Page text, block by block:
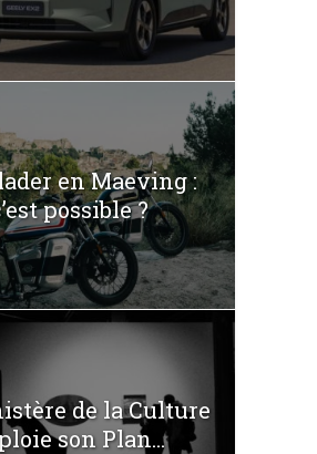
en Maeving :
possible ?
de la Culture
son Plan...